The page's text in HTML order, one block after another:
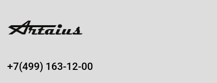
+7(499) 163-12-00